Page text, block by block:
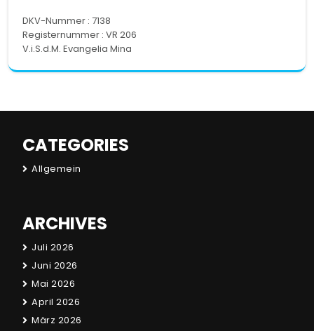
DKV-Nummer : 7138
Registernummer : VR 206
V.i.S.d.M. Evangelia Mina
CATEGORIES
Allgemein
ARCHIVES
Juli 2026
Juni 2026
Mai 2026
April 2026
März 2026